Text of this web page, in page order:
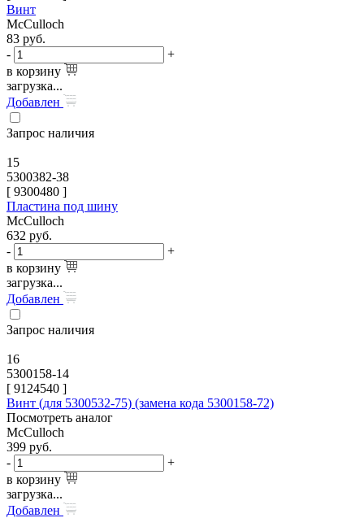
Винт
McCulloch
83 руб.
-
+
в корзину
загрузка...
Добавлен
Запрос наличия
15
5300382-38
[ 9300480 ]
Пластина под шину
McCulloch
632 руб.
-
+
в корзину
загрузка...
Добавлен
Запрос наличия
16
5300158-14
[ 9124540 ]
Винт (для 5300532-75) (замена кода 5300158-72)
Посмотреть аналог
McCulloch
399 руб.
-
+
в корзину
загрузка...
Добавлен